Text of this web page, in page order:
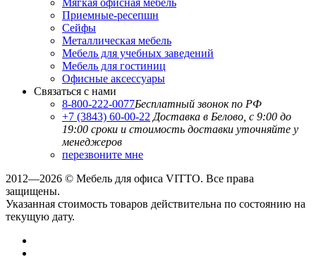
Приемные-ресепшн
Сейфы
Металлическая мебель
Мебель для учебных заведений
Мебель для гостиниц
Офисные аксессуары
Связаться с нами
8-800-222-0077Бесплатный звонок по РФ
+7 (3843) 60-00-22 Доставка в Белово, с 9:00 до
19:00 сроки и стоимость доставки уточняйте у
менеджеров
перезвоните мне
2012—2026 © Мебель для офиса VITTO. Все права
защищены.
Указанная стоимость товаров действительна по состоянию на
текущую дату.